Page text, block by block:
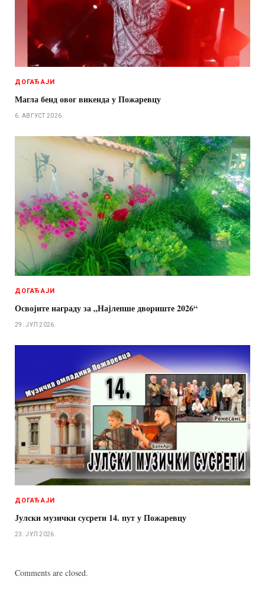
ДОГАЂАЈИ
Магла бенд овог викенда у Пожаревцу
6. АВГУСТ 2026.
ДОГАЂАЈИ
Освојите награду за „Најлепше двориште 2026“
29. ЈУЛ 2026.
ДОГАЂАЈИ
Јулски музички сусрети 14. пут у Пожаревцу
23. ЈУЛ 2026.
Comments are closed.